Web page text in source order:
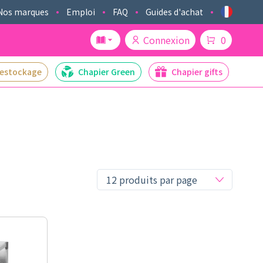
marques Emploi FAQ Guides d'achat
Connexion 0
Chapier Green Chapier gifts